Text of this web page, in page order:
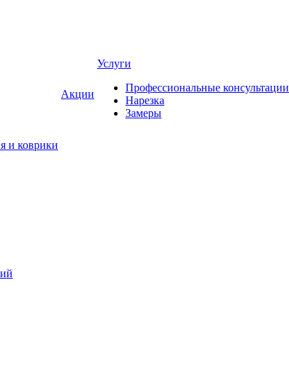
и коврики
Акции
Услуги
Профессиональные консультации
Нарезка
Замеры